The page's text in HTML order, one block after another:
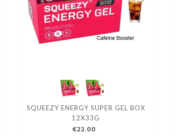
SQUEEZY ENERGY SUPER GEL BOX
12X33G
€22.00